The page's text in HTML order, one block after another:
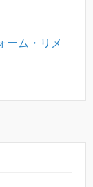
ーム・リメ